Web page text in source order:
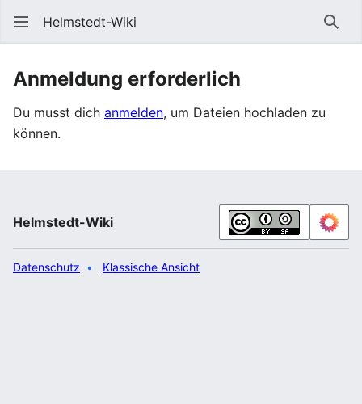
Helmstedt-Wiki
Anmeldung erforderlich
Du musst dich anmelden, um Dateien hochladen zu
können.
Helmstedt-Wiki
Datenschutz Klassische Ansicht